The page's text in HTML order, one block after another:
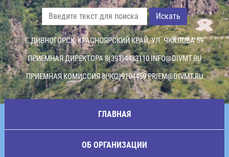
Искать
Г. ДИВНОГОРСК, КРАСНОЯРСКИЙ КРАЙ, УЛ. ЧКАЛОВА 59
ПРИЕМНАЯ ДИРЕКТОРА 8(391)4433110INFO@DIVMT.RU
ПРИЕМНАЯ КОМИССИЯ 8(902)9104459PRIEM@DIVMT.RU
ГЛАВНАЯ
ОБ ОРГАНИЗАЦИИ